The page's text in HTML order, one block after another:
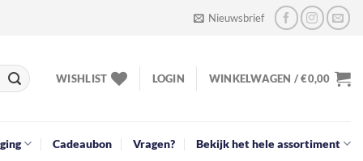
Nieuwsbrief
WISHLIST LOGIN WINKELWAGEN /€0,00
Cadeaubon Vragen? Bekijk het hele assortiment